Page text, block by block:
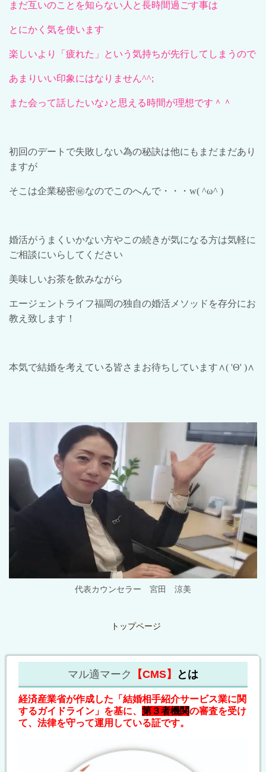
まだ互いのことを知らない人と長時間過ごす事は
とにかく気を使います
楽しいより「疲れた」という気持ちが先行してしまうので
あまりいい印象にはなりません^^;
また会って話したいな♪と思える時間が理想です＾＾
初回のデートで失敗しない為の秘訣は他にもまだまだあり
ますが
そこは企業秘密㊙なのでこのへんで・・・ w( ^ω^ )
婚活がうまくいかない方やこの続きが気になる方は気軽に
ご相談にいらしてください
美味しいお茶を飲みながら
エージェントライフ福岡の独自の婚活メソッドを存分にお
教え致します！
本気で結婚を考えている皆さまお待ちしてい ます ∧( 'Θ' )∧
代表カウンセラー 宮田 涼美
トップページ
マル適マーク 【CMS】 とは
経済産業省が作成した「結婚相手紹介サービス業に関
するガイドライン」を基に、 第３者機関の審査を受け
て、法律を守って運用している証です。